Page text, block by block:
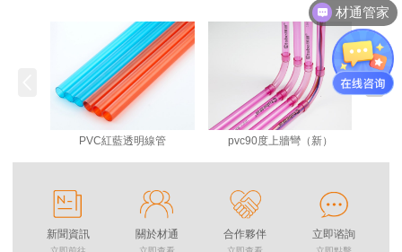
PVC紅藍透明線管 pvc90度上牆彎（新）
新聞資訊 關於材通 合作夥伴 立即谘詢
材通管家